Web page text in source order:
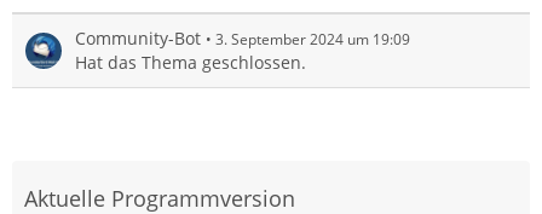
Community-Bot 3. September 2024 um 19:09
Hat das Thema geschlossen.
Aktuelle Programmversion